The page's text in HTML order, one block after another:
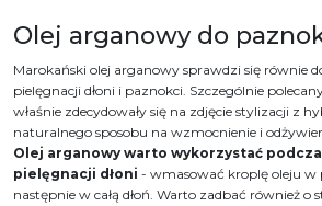
Olej arganowy do
Marokański olej arganowy sprawdzi się równie
pielęgnacji dłoni i paznokci. Szczególnie
właśnie zdecydowały się na zdjęcie stylizacji z
naturalnego sposobu na wzmocnienie i
Olej arganowy warto wykorzystać
pielęgnacji dłoni - wmasować kroplę oleju w
następnie w całą dłoń. Warto zadbać również o